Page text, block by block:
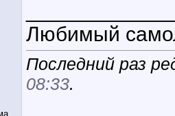
Любимый
Последний раз
08:33.